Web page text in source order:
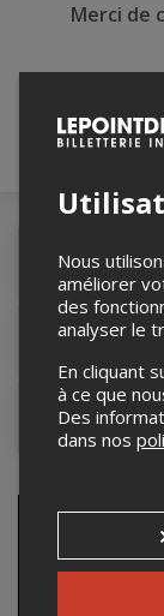
Merci de
Détails
Lieu de
Nous
améliorer
des
analyser le
En cliquant
à ce que
Des
dans nos